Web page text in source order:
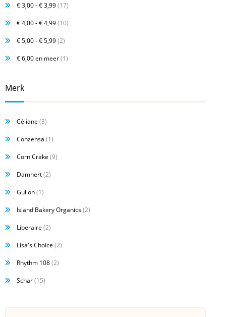
€ 3,00-€ 3,99(17)
€ 4,00-€ 4,99(10)
€ 5,00-€ 5,99(2)
€ 6,00en meer(1)
Merk
Céliane (3)
Conzensa (1)
Corn Crake (9)
Damhert(2)
Gullon(1)
Island Bakery Organics(2)
Liberaire (2)
Lisa's Choice (2)
Rhythm 108(2)
Schär(15)